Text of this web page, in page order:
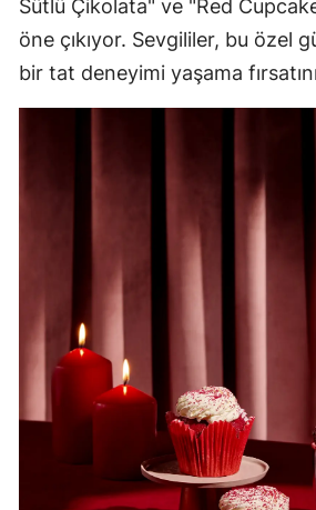
Sütlü Çikolata" ve "Red
öne çıkıyor. Sevgililer, bu özel
bir tat deneyimi yaşama